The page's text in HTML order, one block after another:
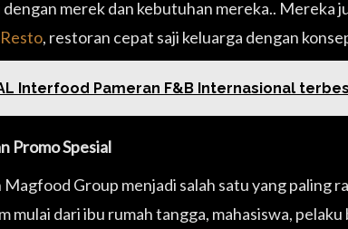
merek dan kebutuhan mereka.. Mereka
, restoran cepat saji keluarga dengan
Interfood Pameran F&B Internasional
Promo Spesial
Group menjadi salah satu yang paling
mulai dari ibu rumah tangga, mahasiswa,